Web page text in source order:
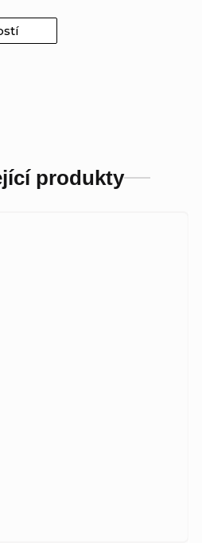
produkty